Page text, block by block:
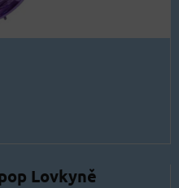
Lovkyně